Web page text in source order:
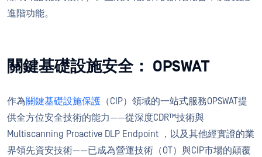
進階功能。
關鍵基礎設施安全： OPSWAT
作為關鍵基礎設施保護 （CIP）領域的一站式服務OPSWAT提
供全方位安全技術的能力——從深度CDR™技術與
Multiscanning Proactive DLP Endpoint ，以及其他經實證的業
界領先資安技術——已成為營運技術（OT）與CIP市場的顛覆